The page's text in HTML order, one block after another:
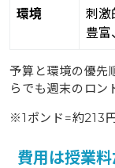
環境
刺激
豊富
予算と環境の優先
らでも週末のロン
※1ポンド=約213
費用は授業料